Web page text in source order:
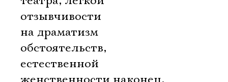
отзывчивости
на драматизм
обстоятельств,
естественной